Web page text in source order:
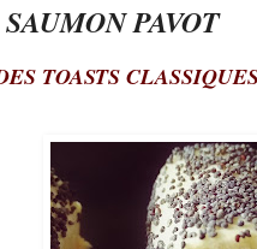
PAVOT
TOASTS